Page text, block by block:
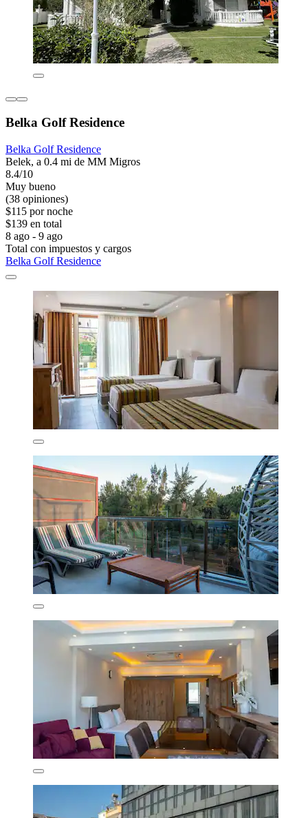
Belka Golf Residence
Belka Golf Residence
Belek, a 0.4 mi de MM Migros
8.4/10
Muy bueno
(38 opiniones)
$115 por noche
$139 en total
8 ago - 9 ago
Total con impuestos y cargos
Belka Golf Residence